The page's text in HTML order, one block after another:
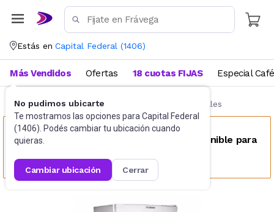
Estás en Capital Federal (1406)
No pudimos ubicarte
Te mostramos las opciones para Capital Federal
(1406). Podés cambiar tu ubicación cuando
quieras.
cambiar ubicación cerrar
Más Vendidos Ofertas 18 cuotas FIJAS Especial Café
Industria Gastronómica Heladeras comerciales
Este producto no se encuentra disponible para